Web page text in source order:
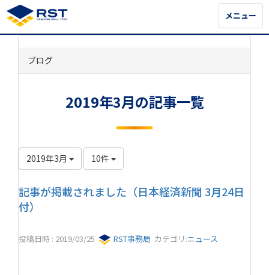
メニュー
メニュー
ブログ
2019年3月の記事一覧
2019年3月 10件
記事が掲載されました（日本経済新聞 3月24日
付）
投稿日時 : 2019/03/25 RST事務局 カテゴリ:ニュース